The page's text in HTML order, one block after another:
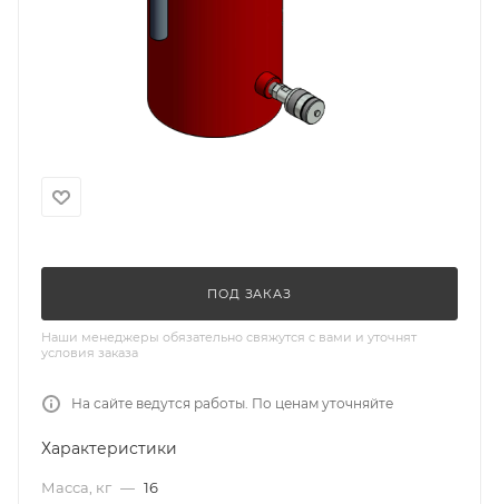
ПОД ЗАКАЗ
Наши менеджеры обязательно свяжутся с вами и уточнят
условия заказа
На сайте ведутся работы. По ценам уточняйте
Характеристики
Масса, кг — 16